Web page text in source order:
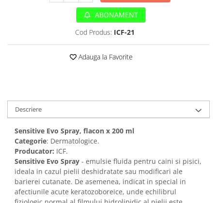
Perii si descalcitoare caini
Lese, Hamuri si Zgarzi
Paturi, perne si cosuri pentru pisici
Recompense Delicioase
ABONAMENT
Cod Produs: ICF-21
Adauga la Favorite
Descriere
Sensitive Evo Spray, flacon x 200 ml
Categorie: Dermatologice.
Producator: ICF.
Sensitive Evo Spray - emulsie fluida pentru caini si pisici,
ideala in cazul pielii deshidratate sau modificari ale
barierei cutanate. De asemenea, indicat in special in
afectiunile acute keratozoboreice, unde echilibrul